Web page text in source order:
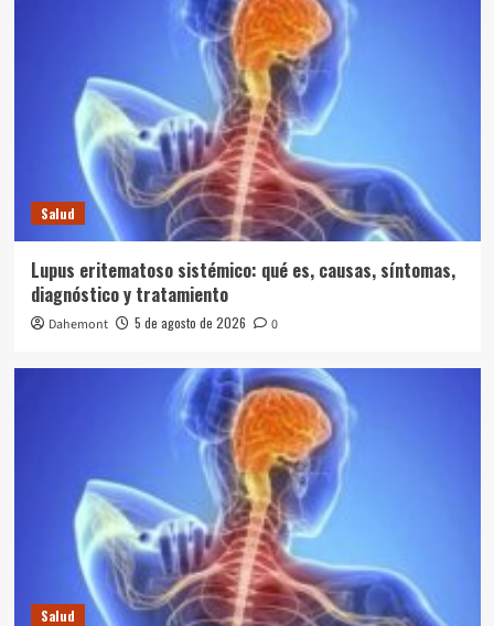
Salud
Lupus eritematoso sistémico: qué es, causas, síntomas,
diagnóstico y tratamiento
Dahemont 5 de agosto de 2026 0
Salud